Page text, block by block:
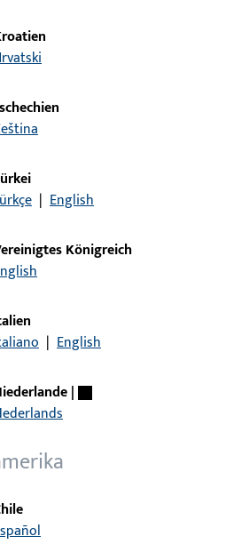
mit Endstücke, Nutlage 12mm
6-37558-2R-L-1 | Schließblech |
Kroatien
Hrvatski
Tschechien
čeština
Türkei
Türkçe | English
Vereinigtes Königreich
English
| English
Niederlande|
Nederlands
Chile
Español